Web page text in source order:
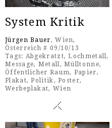
System Kritik
Jürgen Bauer, Wien,
Österreich # 09/10/13
Tags: Abgekratzt,Lochmetall,
Message, Metall,Mülltonne,
Öffentlicher Raum, Papier,
Plakat,Politik,Poster,
Werbeplakat, Wien